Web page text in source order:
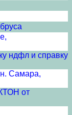
ндфл и справку
Самара,
от